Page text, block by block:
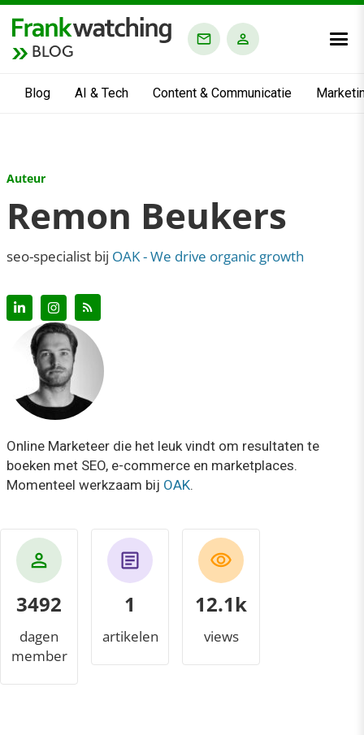
BLOG
Blog AI & Tech Content & Communicatie
Auteur
Remon Beukers
seo-specialist bij OAK - We drive organic growth
Online Marketeer die het leuk vindt om resultaten te
boeken met SEO, e-commerce en marketplaces.
Momenteel werkzaam bij OAK.
3492
dagen
member
1
artikelen
13.0k
views